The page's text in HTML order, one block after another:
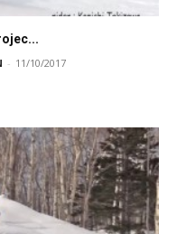
- 11/10/2017